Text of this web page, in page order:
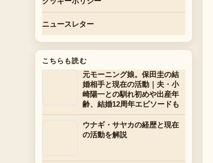
ニュースレター
こちらも読む
元モーニング娘。保田圭の結
婚相手と現在の活動｜夫・小
崎陽一との馴れ初めや出産年
齢、結婚12周年エピソードも
ウナギ・サヤカの経歴と現在
の活動を解説